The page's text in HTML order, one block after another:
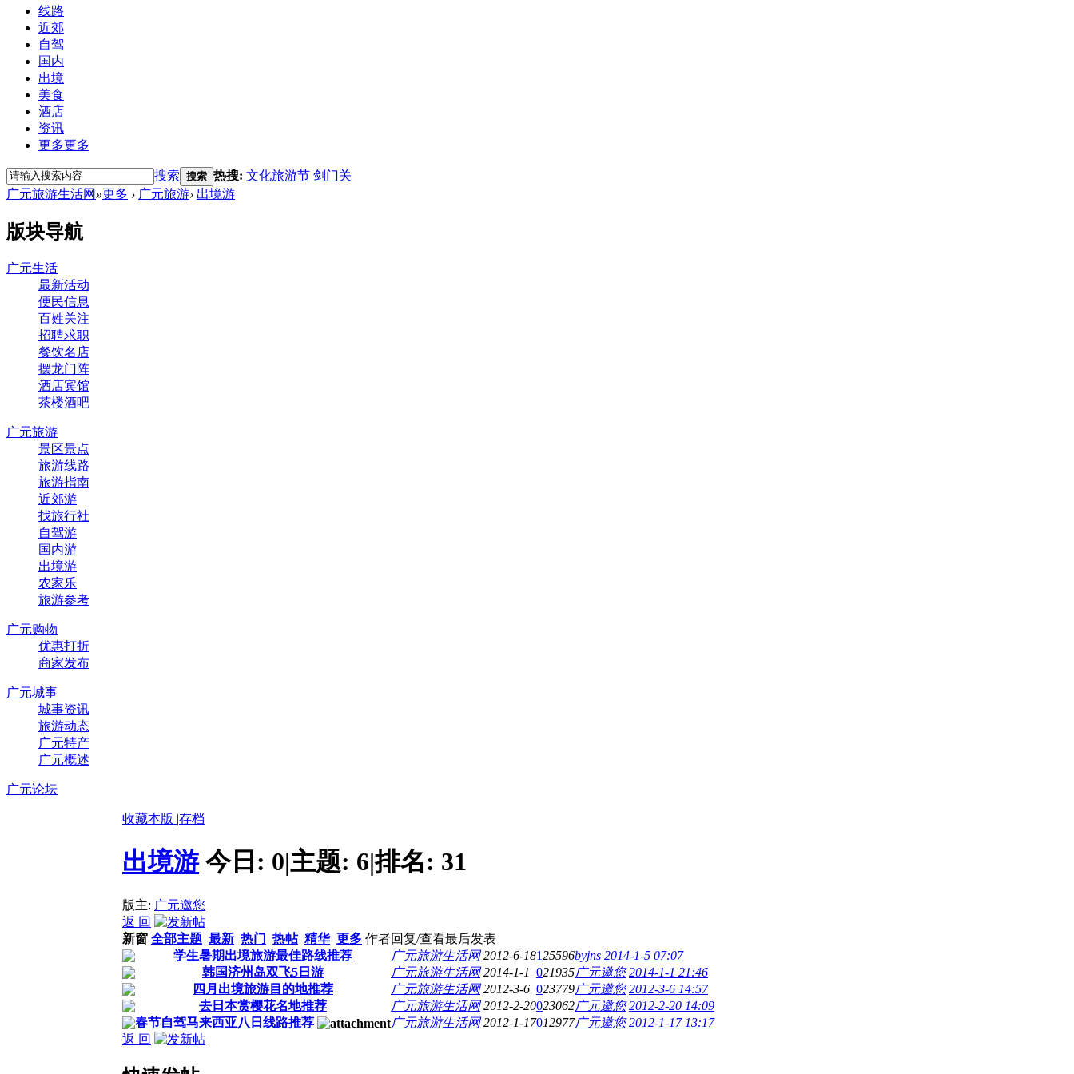
线路
近郊
自驾
国内
出境
美食
酒店
资讯
更多更多
搜索 搜索 热搜: 文化旅游节 剑门关
广元旅游生活网 »更多 › 广元旅游› 出境游
版块导航
广元生活
最新活动
便民信息
百姓关注
招聘求职
餐饮名店
摆龙门阵
酒店宾馆
茶楼酒吧
广元旅游
景区景点
旅游线路
旅游指南
近郊游
找旅行社
自驾游
国内游
出境游
农家乐
旅游参考
广元购物
优惠打折
商家发布
广元城事
城事资讯
旅游动态
广元特产
广元概述
广元论坛
收藏本版 |存档
出境游 今日: 0|主题: 6|排名: 31
版主: 广元邀您
返 回
新窗 全部主题 最新 热门 热帖 精华 更多 作者回复/查看最后发表
学生暑期出境旅游最佳路线推荐
广元旅游生活网 2012-6-18125596byjns 2014-1-5 07:07
韩国济州岛双飞5日游
广元旅游生活网 2014-1-1 021935广元邀您 2014-1-1 21:46
四月出境旅游目的地推荐
广元旅游生活网 2012-3-6 023779广元邀您 2012-3-6 14:57
去日本赏樱花名地推荐
广元旅游生活网 2012-2-20023062广元邀您 2012-2-20 14:09
春节自驾马来西亚八日线路推荐
广元旅游生活网 2012-1-17012977广元邀您 2012-1-17 13:17
返 回